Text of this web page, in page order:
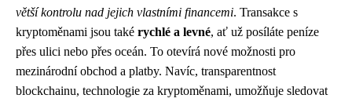
větší kontrolu nad jejich vlastními financemi. Transakce s
kryptoměnami jsou také rychlé a levné, ať už posíláte peníze
přes ulici nebo přes oceán. To otevírá nové možnosti pro
mezinárodní obchod a platby. Navíc, transparentnost
blockchainu, technologie za kryptoměnami, umožňuje sledovat